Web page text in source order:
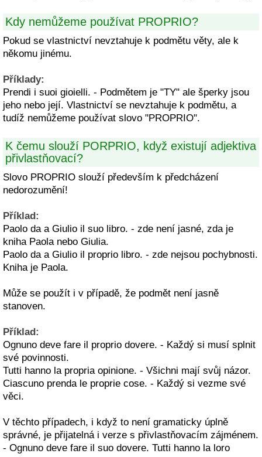
Kdy nemůžeme používat PROPRIO?
Pokud se vlastnictví nevztahuje k podmětu věty, ale k
někomu jinému.
Příklady:
Prendi i suoi gioielli. - Podmětem je "TY" ale šperky jsou
jeho nebo její. Vlastnictví se nevztahuje k podmětu, a
tudíž nemůžeme používat slovo "PROPRIO".
K čemu slouží PORPRIO, když existují adjektiva
přivlastňovací?
Slovo PROPRIO slouží především k předcházení
nedorozumění!
Příklad:
Paolo da a Giulio il suo libro. - zde není jasné, zda je
kniha Paola nebo Giulia.
Paolo da a Giulio il proprio libro. - zde nejsou pochybnosti.
Kniha je Paola.
Může se použít i v případě, že podmět není jasně
stanoven.
Příklad:
Ognuno deve fare il proprio dovere. - Každý si musí splnit
své povinnosti.
Tutti hanno la propria opinione. - Všichni mají svůj názor.
Ciascuno prenda le proprie cose. - Každý si vezme své
věci.
V těchto případech, i když to není gramaticky úplně
správné, je přijatelná i verze s přivlastňovacím zájménem.
- Ognuno deve fare il suo dovere. Tutti hanno la loro